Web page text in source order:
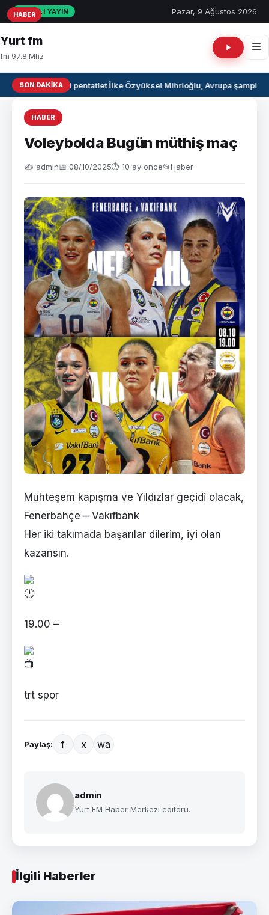
CANLI YAYIN Pazar, 9 Ağustos 2026
Yurt fm
fm 97.8 Mhz
SON DAKIKAMilli pentatlet İlke Özyüksel Mihrioğlu, Avrupa
HABER
Voleybolda Bugün müthiş maç
✍️ admin📅 08/10/2025⏱ 10 ay önce📂Haber
Muhteşem kapışma ve Yıldızlar geçidi olacak,
Fenerbahçe – Vakıfbank
Her iki takımada başarılar dilerim, iyi olan
kazansın.
19.00 –
trt spor
Paylaş: f x wa
admin
Yurt FM Haber Merkezi editörü.
İlgili Haberler
HABER
HABER
HABER